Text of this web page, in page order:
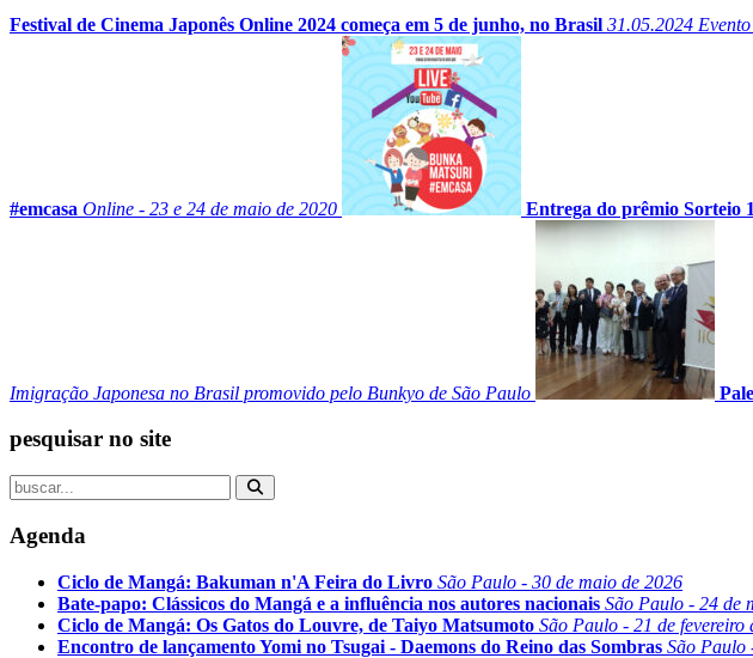
Festival de Cinema Japonês Online 2024 começa em 5 de junho, no Brasil 31.05.2024
#emcasa Online - 23 e 24 de maio de 2020 Entrega do prêmio Sorteio
Imigração Japonesa no Brasil promovido pelo Bunkyo de São Paulo
pesquisar no site
Agenda
Ciclo de Mangá: Bakuman n'A Feira do Livro São Paulo - 30 de maio de 2026
Bate-papo: Clássicos do Mangá e a influência nos autores nacionais São Paulo - 24 de
Ciclo de Mangá: Os Gatos do Louvre, de Taiyo Matsumoto São Paulo - 21 de fevereiro
Encontro de lançamento Yomi no Tsugai - Daemons do Reino das Sombras São Paulo